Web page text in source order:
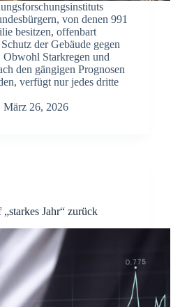
von denen 991
besitzen, offenbart
der Gebäude gegen
Obwohl Starkregen und
den gängigen Prognosen
verfügt nur jedes dritte
März 26, 2026
Jahr“ zurück